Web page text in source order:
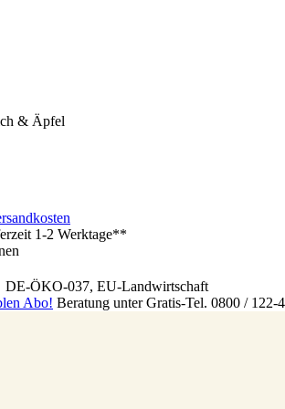
& Äpfel
1-2 Werktage**
DE-ÖKO-037, EU-Landwirtschaft
Abo! Beratung unter Gratis-Tel. 0800 / 122-